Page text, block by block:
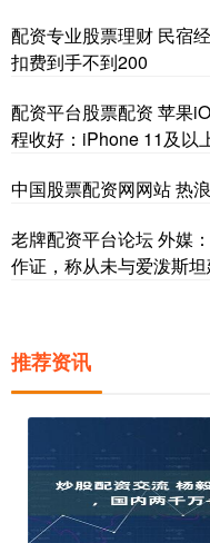
配资专业股票理财 民宿
扣费到手不到200
配资平台股票配资 苹果
程收好：iPhone 11及以
中国股票配资网网站 热
老牌配资平台论坛 外媒
作证，称从未与爱泼斯
推荐资讯